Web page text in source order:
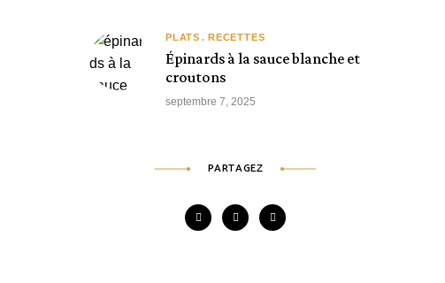
PLATS RECETTES
Épinards à la sauce blanche et
croutons
septembre 7, 2025
PARTAGEZ